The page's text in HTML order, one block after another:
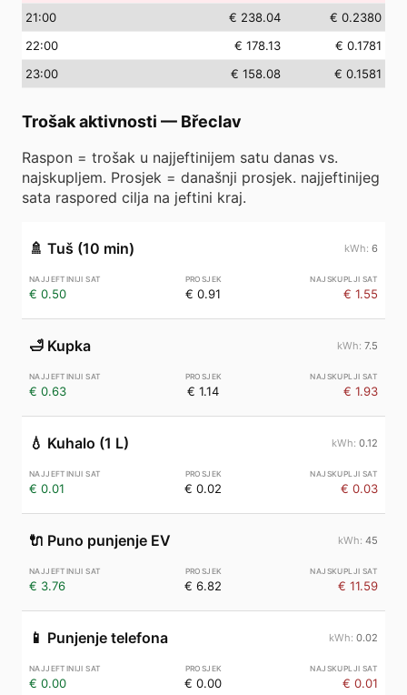
21:00 € 238.04
€ 0.2380
22:00 € 178.13
€ 0.1781
23:00 € 158.08 € 0.1581
Trošak aktivnosti — Břeclav
Raspon = trošak u najjeftinijem satu danas vs.
najskupljem. Prosjek = današnji prosjek. najjeftinijeg
sata raspored cilja na jeftini kraj.
🚿 Tuš (10 min) 6
€ 0.50 € 0.91 € 1.55
🛁 Kupka 7.5
€ 0.63 € 1.14 € 1.93
💧 Kuhalo (1 L) 0.12
€ 0.01 € 0.02 € 0.03
🔌 Puno punjenje EV 45
€ 3.76 € 6.82 € 11.59
📱 Punjenje telefona 0.02
€ 0.00 € 0.00 € 0.01